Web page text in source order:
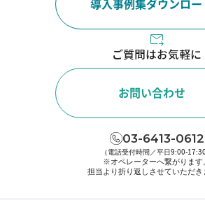
導入事例集ダウンロー
ご質問はお気軽に
お問い合わせ
03-6413-0612
（電話受付時間／平日9:00-17:30
※オペレーターへ繋がります。
担当より折り返しさせていただき